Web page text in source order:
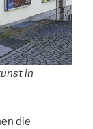
in
die